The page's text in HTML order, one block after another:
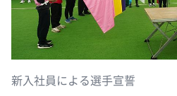
新入社員による選手宣誓